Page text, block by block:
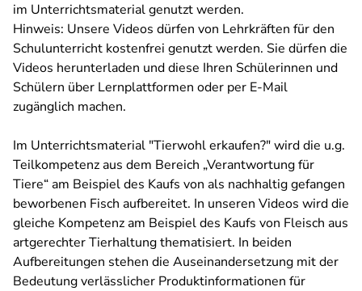
im Unterrichtsmaterial genutzt werden.
Hinweis: Unsere Videos dürfen von Lehrkräften für den
Schulunterricht kostenfrei genutzt werden. Sie dürfen die
Videos herunterladen und diese Ihren Schülerinnen und
Schülern über Lernplattformen oder per E-Mail
zugänglich machen.
Im Unterrichtsmaterial "Tierwohl erkaufen?" wird die u.g.
Teilkompetenz aus dem Bereich „Verantwortung für
Tiere“ am Beispiel des Kaufs von als nachhaltig gefangen
beworbenen Fisch aufbereitet. In unseren Videos wird die
gleiche Kompetenz am Beispiel des Kaufs von Fleisch aus
artgerechter Tierhaltung thematisiert. In beiden
Aufbereitungen stehen die Auseinandersetzung mit der
Bedeutung verlässlicher Produktinformationen für